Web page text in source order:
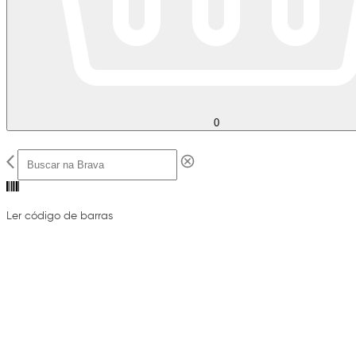
0
Ler código de barras